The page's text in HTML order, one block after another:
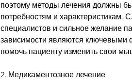
поэтому методы лечения должны
потребностям и характеристикам.
специалистов и сильное желание
зависимости являются ключевыми
помочь пациенту изменить свои
2. Медикаментозное лечение